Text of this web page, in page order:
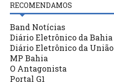
RECOMENDAMOS
Band Notícias
Diário Eletrônico da Bahia
Diário Eletrônico da União
MP Bahia
O Antagonista
Portal G1